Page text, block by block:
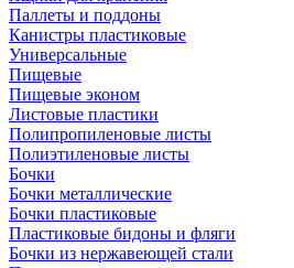
Паллеты и поддоны
Канистры пластиковые
Универсальные
Пищевые
Пищевые эконом
Листовые пластики
Полипропиленовые листы
Полиэтиленовые листы
Бочки
Бочки металлические
Бочки пластиковые
Пластиковые бидоны и фляги
Бочки из нержавеющей стали